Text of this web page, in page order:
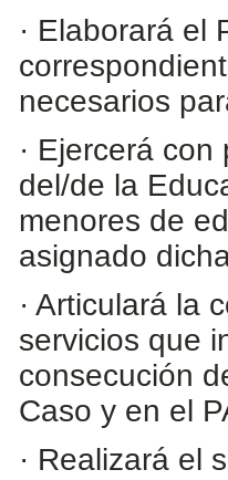
· Elaborará el
necesarios
· Ejercerá
del/de la
menores de
asignado
· Articulará la
servicios que
consecución
Caso y en el
· Realizará el